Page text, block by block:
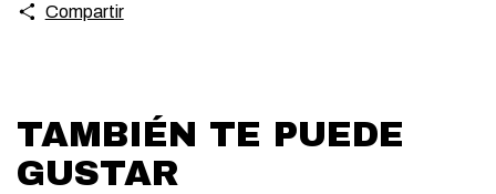
Compartir
TAMBIÉN TE PUEDE
GUSTAR